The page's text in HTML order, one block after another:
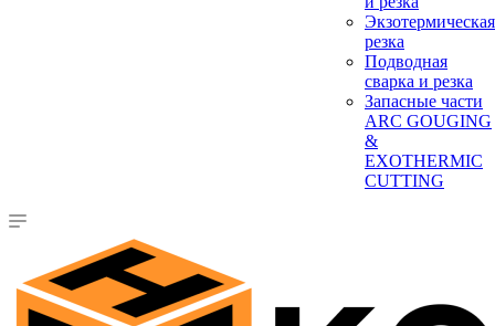
Экзотермическая
резка
Подводная
сварка и резка
Запасные части
ARC GOUGING
&
EXOTHERMIC
CUTTING